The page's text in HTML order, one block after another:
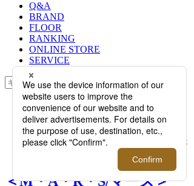
Q&A
BRAND
FLOOR
RANKING
ONLINE STORE
SERVICE
検索
TOP
PHOTO
＜M・A・R・S/マーズ＞ “お守
り”や“祈り”をテーマにした2026年の
新作が登場【伊勢丹新宿店】
＜M・A・R・S/マーズ＞